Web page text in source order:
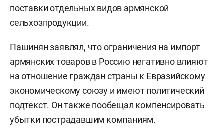
поставки отдельных видов армянской
сельхозпродукции.
Пашинянзаявлял, что ограничения на импорт
армянских товаров в Россию негативно влияют
на отношение граждан страны к Евразийскому
экономическому союзу и имеют политический
подтекст. Он также пообещал компенсировать
убытки пострадавшим компаниям.